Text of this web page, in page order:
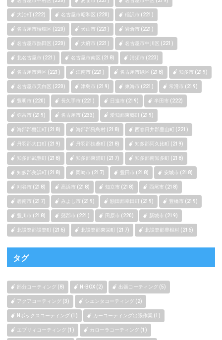
大治町 (222) 名古屋市昭和区 (220) 稲沢市 (221)
名古屋市瑞穂区 (220) 犬山市 (221) 岩倉市 (221)
名古屋市熱田区 (220) 大府市 (221) 名古屋市中川区 (221)
北名古屋市 (221) 名古屋市南区 (218) 清須市 (223)
名古屋市港区 (221) 江南市 (221) 名古屋市緑区 (218) 知多市 (219)
名古屋市天白区 (220) 津島市 (219) 東海市 (221) 常滑市 (219)
豊明市 (220) 長久手市 (221) 日進市 (219) 半田市 (222)
弥富市 (219) 名古屋市 (233) 愛知郡東郷町 (219)
海部郡蟹江町 (218) 海部郡飛鳥村 (218) 西春日井郡豊山町 (221)
丹羽郡大口町 (219) 丹羽郡扶桑町 (218) 知多郡阿久比町 (219)
知多郡武豊町 (218) 知多郡東浦町 (217) 知多郡南知多町 (218)
知多郡美浜町 (218) 岡崎市 (217) 豊田市 (218) 安城市 (218)
刈谷市 (218) 高浜市 (218) 知立市 (218) 西尾市 (218)
碧南市 (217) みよし市 (219) 額田郡幸田町 (219) 豊橋市 (219)
豊川市 (218) 蒲郡市 (221) 田原市 (220) 新城市 (219)
北設楽郡設楽町 (216) 北設楽郡東栄町 (217) 北設楽郡豊根村 (216)
タグ
部分コーティング (8) N-BOX (2) 出張コーティング (5)
アクアコーティング (3) シエンタコーティング (2)
Nボックスコーティング (1) カーコーティング出張作業 (1)
エブリィコーティング (1) カローラコーティング (1)